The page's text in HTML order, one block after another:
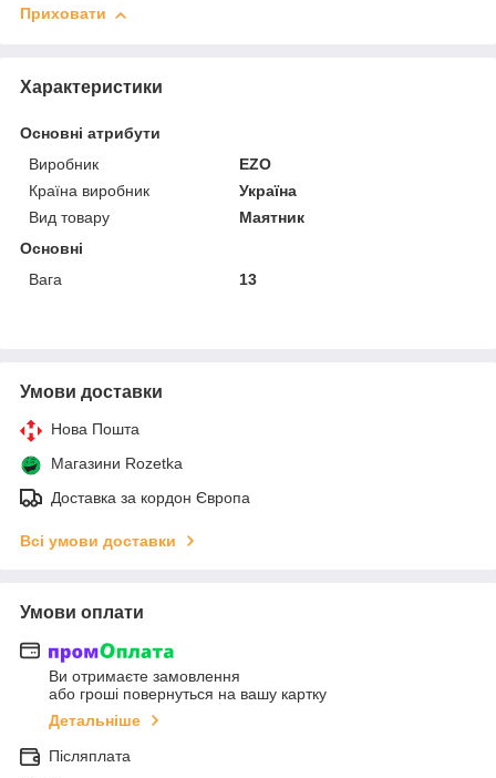
Приховати
Характеристики
Основні атрибути
Виробник
EZO
Країна виробник
Україна
Вид товару
Маятник
Основні
Вага
13
Умови доставки
Нова Пошта
Магазини Rozetka
Доставка за кордон Європа
Всі умови доставки
Умови оплати
Ви отримаєте замовлення
або гроші повернуться на вашу картку
Детальніше
Післяплата